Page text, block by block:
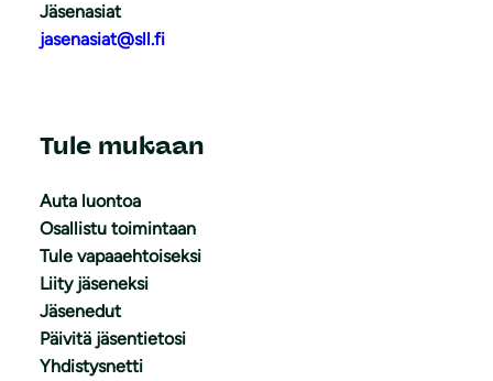
Jäsenasiat
jasenasiat@sll.fi
Tule mukaan
Auta luontoa
Osallistu toimintaan
Tule vapaaehtoiseksi
Liity jäseneksi
Jäsenedut
Päivitä jäsentietosi
Yhdistysnetti